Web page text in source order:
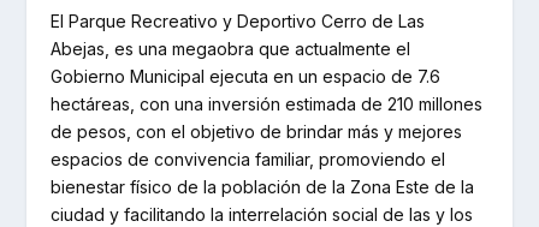
El Parque Recreativo y Deportivo Cerro de Las
Abejas, es una megaobra que actualmente el
Gobierno Municipal ejecuta en un espacio de 7.6
hectáreas, con una inversión estimada de 210 millones
de pesos, con el objetivo de brindar más y mejores
espacios de convivencia familiar, promoviendo el
bienestar físico de la población de la Zona Este de la
ciudad y facilitando la interrelación social de las y los